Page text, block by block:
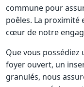
commune pour
poêles. La proximité
cœur de notre
Que vous
foyer ouvert, un
granulés, nous